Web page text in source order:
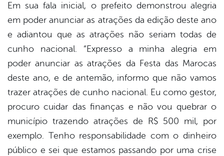
Em sua fala inicial, o prefeito demonstrou alegria
em poder anunciar as atrações da edição deste ano
e adiantou que as atrações não seriam todas de
cunho nacional. “Expresso a minha alegria em
poder anunciar as atrações da Festa das Marocas
deste ano, e de antemão, informo que não vamos
trazer atrações de cunho nacional. Eu como gestor,
procuro cuidar das finanças e não vou quebrar o
município trazendo atrações de R$ 500 mil, por
exemplo. Tenho responsabilidade com o dinheiro
público e sei que estamos passando por uma crise